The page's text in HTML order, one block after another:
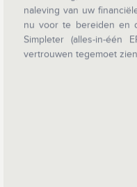
nu voor te bereiden en
Simpleter (alles-in-één
vertrouwen tegemoet